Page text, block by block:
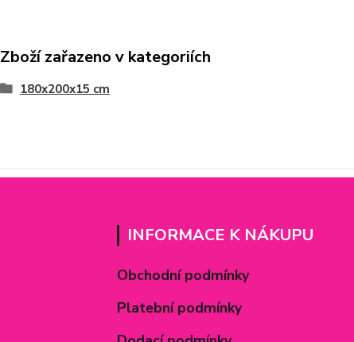
Zboží zařazeno v kategoriích
180x200x15 cm
INFORMACE K NÁKUPU
Obchodní podmínky
Platební podmínky